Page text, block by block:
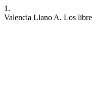
1.
Valencia Llano A. Los